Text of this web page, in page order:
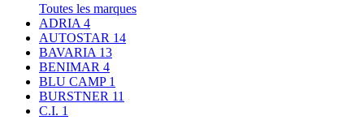
Toutes les marques
ADRIA 4
AUTOSTAR 14
BAVARIA 13
BENIMAR 4
BLU CAMP 1
BURSTNER 11
C.I. 1